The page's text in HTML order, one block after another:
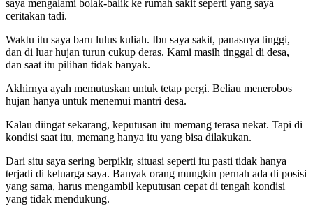
saya mengalami bolak-balik ke rumah sakit seperti yang saya
ceritakan tadi.
Waktu itu saya baru lulus kuliah. Ibu saya sakit, panasnya tinggi,
dan di luar hujan turun cukup deras. Kami masih tinggal di desa,
dan saat itu pilihan tidak banyak.
Akhirnya ayah memutuskan untuk tetap pergi. Beliau menerobos
hujan hanya untuk menemui mantri desa.
Kalau diingat sekarang, keputusan itu memang terasa nekat. Tapi di
kondisi saat itu, memang hanya itu yang bisa dilakukan.
Dari situ saya sering berpikir, situasi seperti itu pasti tidak hanya
terjadi di keluarga saya. Banyak orang mungkin pernah ada di posisi
yang sama, harus mengambil keputusan cepat di tengah kondisi
yang tidak mendukung.